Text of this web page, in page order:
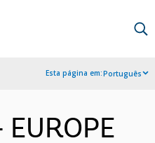
Esta página em:Português